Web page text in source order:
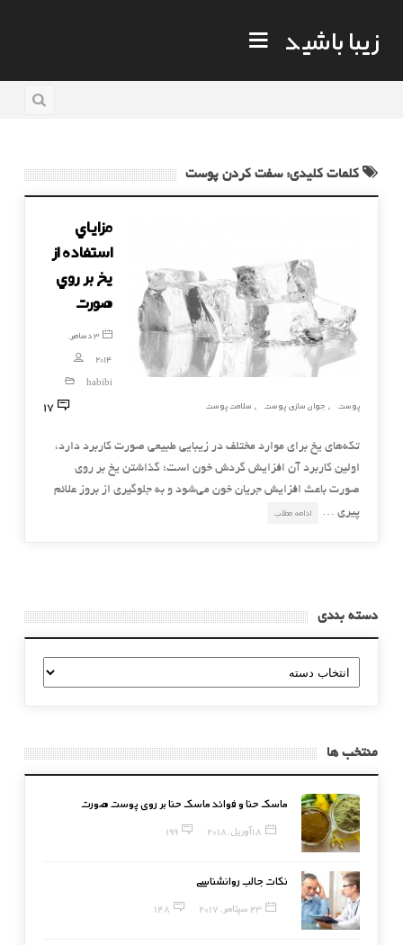
زیبا باشید
کلمات کلیدی: سفت کردن پوست
مزاياي
استفاده از
يخ بر روي
صورت
3 دسامبر,
2014
habibi
پوست
, جوان سازی پوست , سلامت پوست 17
تکه‌هاي يخ براي موارد مختلف در زيبايي طبيعي صورت کاربرد دارد،
اولين کاربرد آن افزايش گردش خون است؛ گذاشتن يخ بر روي
صورت باعث افزايش جريان خون مي‌شود و به جلوگيري از بروز علائم
پيري …
ادامه مطلب
دسته بندی
دسته
بندی
منتخب ها
ماسک حنا و فوائد ماسک حنا بر روی پوست صورت
18 آوریل, 2018 199
نکات جالب روانشناسی
23 سپتامبر, 2017 148